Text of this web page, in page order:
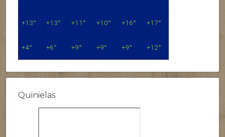
+13° +13° +11° +10° +16° +17°
+4° +6° +9° +9° +9° +12°
Quinielas